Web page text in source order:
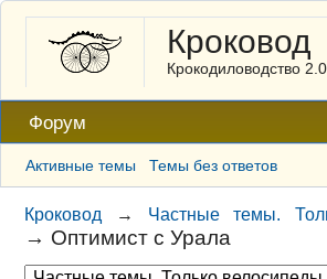
Кроковод
Крокодиловодство 2.0
Форум
Активные темы Темы без ответов
Кроковод → Частные темы.
→ Оптимист с Урала